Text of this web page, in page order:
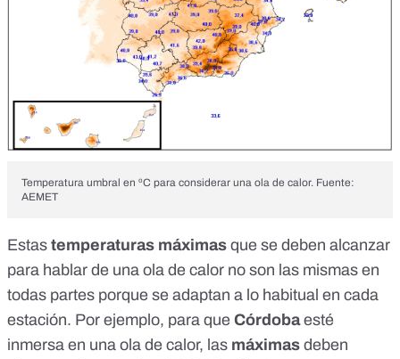
Temperatura umbral en ºC para considerar una ola de calor. Fuente:
AEMET
Estas temperaturas máximas que se deben alcanzar
para hablar de una ola de calor no son las mismas en
todas partes porque se adaptan a lo habitual en cada
estación. Por ejemplo, para que Córdobaesté
inmersa en una ola de calor, las máximas deben